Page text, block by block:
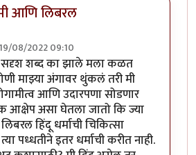
आणि लिबरल
08/2022 09:10
toविरोधात वैयक्तिक पण नाही
सदृश शब्द का झाले मला कळत
माझ्या अंगावर थुंकलं तरी मी
आणि उदारपणा सोडणार
आक्षेप असा घेतला जातो कि ज्या
लिबरल हिंदू धर्माची चिकित्सा
पध्धतीने इतर धर्माची करीत नाही.